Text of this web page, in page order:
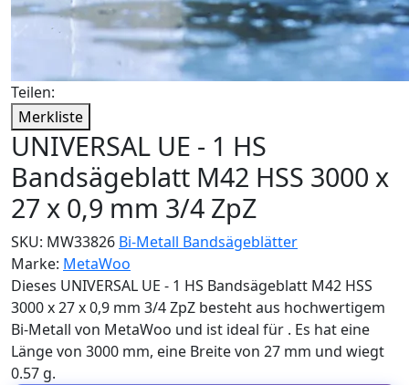
Teilen:
Merkliste
UNIVERSAL UE - 1 HS
Bandsägeblatt M42 HSS 3000 x
27 x 0,9 mm 3/4 ZpZ
SKU: MW33826 Bi-Metall Bandsägeblätter
Marke: MetaWoo
Dieses UNIVERSAL UE - 1 HS Bandsägeblatt M42 HSS
3000 x 27 x 0,9 mm 3/4 ZpZ besteht aus hochwertigem
Bi-Metall von MetaWoo und ist ideal für . Es hat eine
Länge von 3000 mm, eine Breite von 27 mm und wiegt
0.57 g.